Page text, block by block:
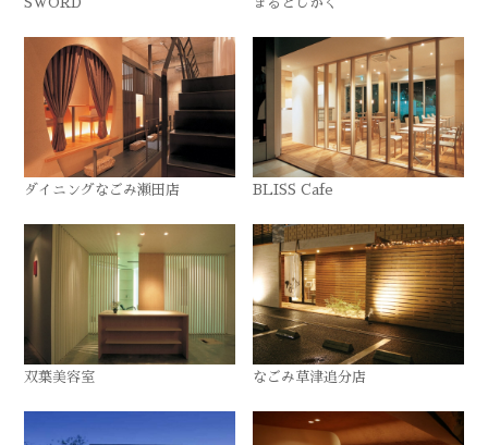
ダイニングなごみ瀬田店 BLISS Cafe
双葉美容室 なごみ草津追分店